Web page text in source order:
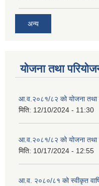
अन्य
योजना तथा
आ.व.२०८१/८२ को योजना तथा
मिति: 12/10/2024 - 11:30
आ.व.२०८१/८२ को योजना तथा
मिति: 10/17/2024 - 12:55
आ.व. २०८०/८१ को स्वीकृत